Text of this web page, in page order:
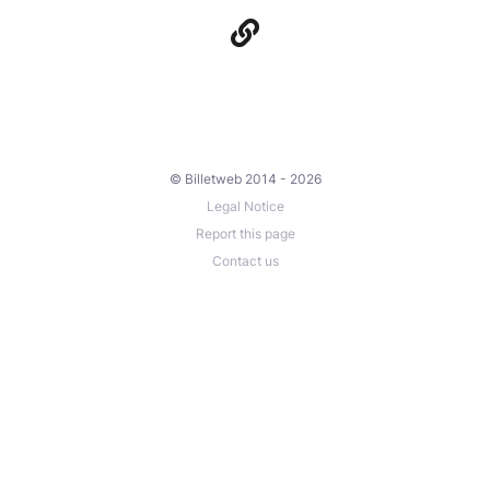
© Billetweb 2014 - 2026
Legal Notice
Report this page
Contact us